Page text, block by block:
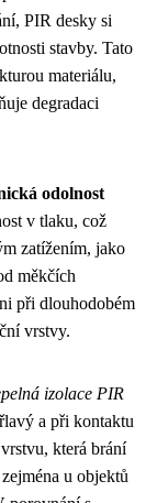
PIR desky si
stavby. Tato
materiálu,
degradaci
odolnost
v tlaku, což
zatížením, jako
měkčích
při dlouhodobém
vrstvy.
izolace PIR
a při kontaktu
která brání
u objektů